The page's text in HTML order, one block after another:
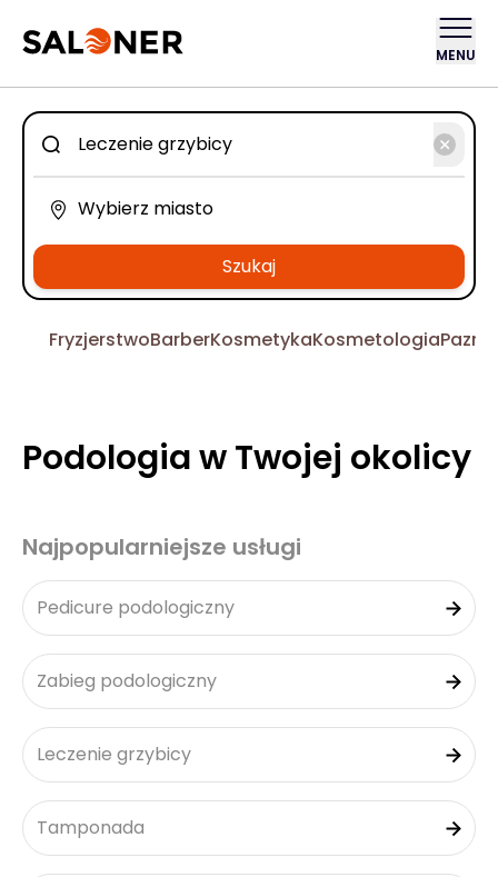
MENU
Szukaj
FryzjerstwoBarberKosmetykaKosmetologia
Podologia w Twojej okolicy
Najpopularniejsze usługi
Pedicure podologiczny
Zabieg podologiczny
Leczenie grzybicy
Tamponada